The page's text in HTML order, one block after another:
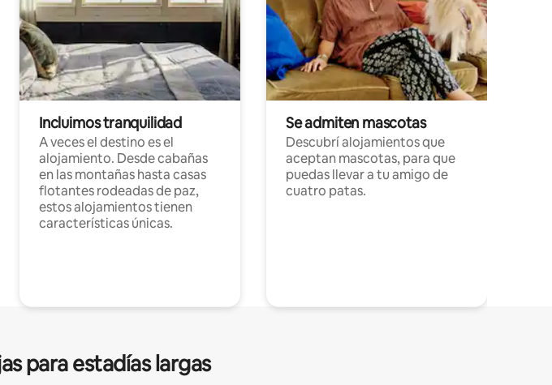
Incluimos tranquilidad
A veces el destino es el
alojamiento. Desde cabañas
en las montañas hasta casas
flotantes rodeadas de paz,
estos alojamientos tienen
características únicas.
Se admiten mascotas
Descubrí alojamientos que
aceptan mascotas, para que
puedas llevar a tu amigo de
cuatro patas.
para estadías largas